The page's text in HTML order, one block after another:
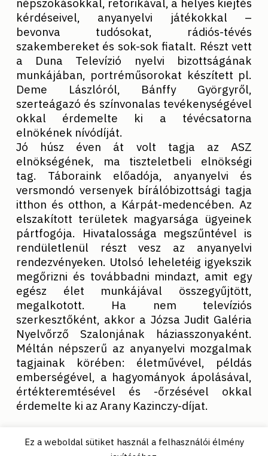
népszokásokkal, retorikával, a helyes kiejtés
kérdéseivel, anyanyelvi játékokkal –
bevonva tudósokat, rádiós-tévés
szakembereket és sok-sok fiatalt. Részt vett
a Duna Televízió nyelvi bizottságának
munkájában, portréműsorokat készített pl.
Deme Lászlóról, Bánffy Györgyről,
szerteágazó és színvonalas tevékenységével
okkal érdemelte ki a tévécsatorna
elnökének nívódíját.
Jó húsz éven át volt tagja az ASZ
elnökségének, ma tiszteletbeli elnökségi
tag. Táboraink előadója, anyanyelvi és
versmondó versenyek bírálóbizottsági tagja
itthon és otthon, a Kárpát-medencében. Az
elszakított területek magyarsága ügyeinek
pártfogója. Hivatalossága megszűntével is
rendületlenül részt vesz az anyanyelvi
rendezvényeken. Utolsó leheletéig igyekszik
megőrizni és továbbadni mindazt, amit egy
egész élet munkájával összegyűjtött,
megalkotott. Ha nem televíziós
szerkesztőként, akkor a Józsa Judit Galéria
Nyelvőrző Szalonjának háziasszonyaként.
Méltán népszerű az anyanyelvi mozgalmak
tagjainak körében: életművével, példás
emberségével, a hagyományok ápolásával,
értékteremtésével és -őrzésével okkal
érdemelte ki az Arany Kazinczy-díjat.
Ez a weboldal sütiket használ a felhasználói élmény